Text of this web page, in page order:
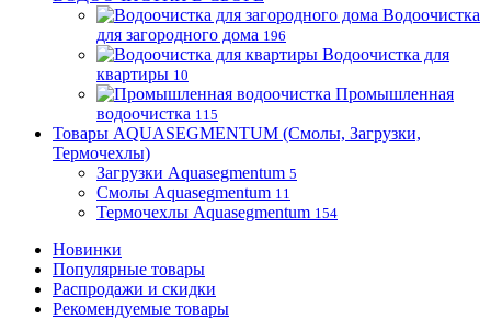
Водоочистка
для загородного дома 196
Водоочистка для
квартиры 10
Промышленная
водоочистка 115
Товары AQUASEGMENTUM (Смолы, Загрузки,
Термочехлы)
Загрузки Aquasegmentum 5
Смолы Aquasegmentum 11
Термочехлы Aquasegmentum 154
Новинки
Популярные товары
Распродажи и скидки
Рекомендуемые товары